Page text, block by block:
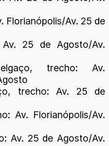
Florianópolis/Av. 25 de
25 de Agosto/Av.
trecho: Av.
trecho: Av. 25 de
Av. Florianópolis/Av.
Av. 25 de Agosto/Av.